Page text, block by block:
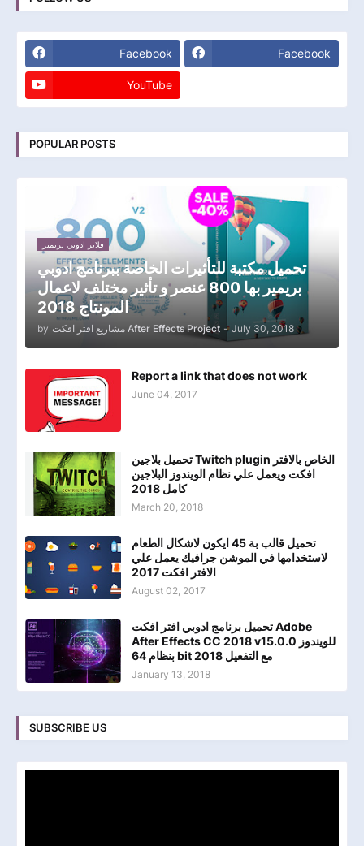
Facebook Facebook
YouTube
POPULAR POSTS
فلاتر ادوبي بريمير
تحميل مكتبة للتأثيرات الخاصة ببرنامج ادوبي
بريمير بها 800 عنصر و تأثير مختلف لاعمال
المونتاج 2018
by مشاريع افتر افكت After Effects Project - July 30, 2018
Report a link that does not work
June 04, 2017
تحميل بلاجين Twitch plugin الخاص بالافتر
افكت ويعمل علي نظام الويندوز البلاجين
كامل 2018
March 20, 2018
تحميل قالب بة 45 ايكون لاشكال الطعام
لاستخدامها في الموشن جرافيك يعمل علي
الافتر افكت 2017
August 02, 2017
تحميل برنامج ادوبي افتر افكت Adobe
After Effects CC 2018 v15.0.0 للويندوز
بنظام 64 bit مع التفعيل 2018
January 13, 2018
SUBSCRIBE US